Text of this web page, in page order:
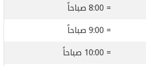
= 8:00 صباحاً
= 9:00 صباحاً
= 10:00 صباحاً